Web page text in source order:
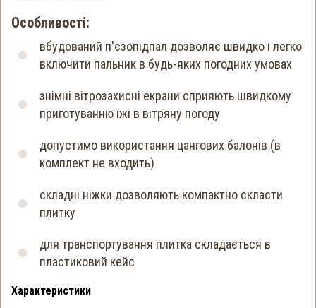
Особливості:
вбудований п'єзопідпал дозволяє швидко і легко
включити пальник в будь-яких погодних умовах
знімні вітрозахисні екрани сприяють швидкому
приготуванню їжі в вітряну погоду
допустимо використання цангових балонів (в
комплект не входить)
складні ніжки дозволяють компактно скласти
плитку
для транспортування плитка складається в
пластиковий кейс
Характеристики